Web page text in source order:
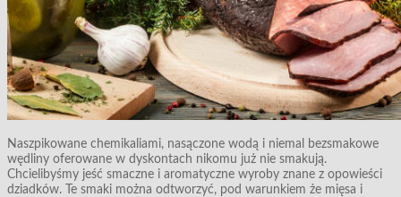
Naszpikowane chemikaliami, nasączone wodą i niemal bezsmakowe
wędliny oferowane w dyskontach nikomu już nie smakują.
Chcielibyśmy jeść smaczne i aromatyczne wyroby znane z opowieści
dziadków. Te smaki można odtworzyć, pod warunkiem że mięsa i